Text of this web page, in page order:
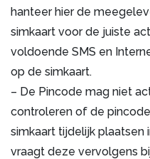
hanteer hier de
simkaart voor de juiste
voldoende SMS en
op de simkaart.
– De Pincode mag niet
controleren of de
simkaart tijdelijk
vraagt deze vervolgens